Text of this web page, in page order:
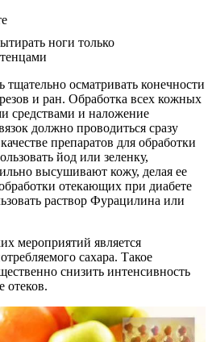
ноги только
осматривать конечности
и ран. Обработка всех кожных
средствами и наложение
должно проводиться сразу
препаратов для обработки
йод или зеленку,
высушивают кожу, делая ее
отекающих при диабете
раствор Фурацилина или
мероприятий является
сахара. Такое
снизить интенсивность
отеков.